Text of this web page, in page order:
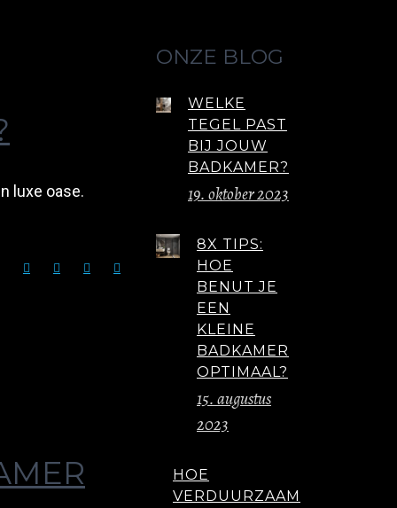
luxe oase.
ONZE BLOG
WELKE
TEGEL PAST
BIJ JOUW
BADKAMER?
19. oktober 2023
8X TIPS:
HOE
BENUT JE
EEN
KLEINE
BADKAMER
OPTIMAAL?
15. augustus
2023
HOE
VERDUURZAAM